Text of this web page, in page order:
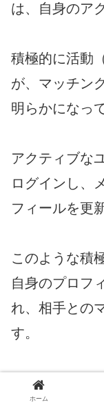
は、自身のア
積極的に活動
が、マッチン
明らかになっ
アクティブな
ログインし、
フィールを更
このような積
自身のプロフ
れ、相手との
す。
マッチング率
ホーム